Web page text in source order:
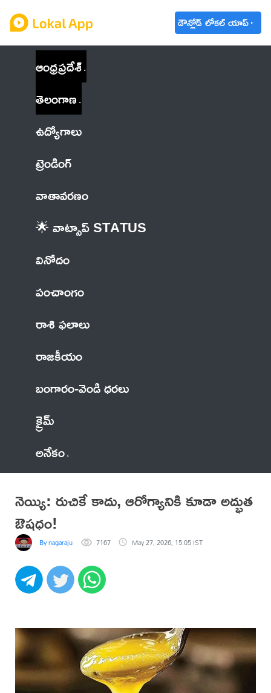
డౌన్లోడ్ లోకల్ యాప్
ఆంధ్రప్రదేశ్
తెలంగాణ
ఉద్యోగాలు
ట్రెండింగ్
వాతావరణం
🌟 వాట్సాప్ STATUS
వినోదం
పంచాంగం
రాశి ఫలాలు
రాజకీయం
బంగారం-వెండి ధరలు
క్రైమ్
అనేకం
నెయ్యి: రుచికే కాదు, ఆరోగ్యానికి కూడా అద్భుత
ఔషధం!
By nagaraju 7167 May 27, 2026, 15:05 IST